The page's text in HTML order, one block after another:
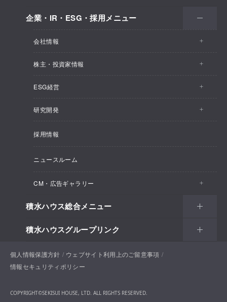
企業・IR・ESG・採用メニュー
会社情報
会社情報トップ
事業概要
企業理念
コーポレートガバナンス
沿革
株主・投資家情報
株主・投資家情報トップ
IRトピックス
経営計画
M.D.C. Holdings, Incの買収について
受注速報
IRカレンダー
個人投資家のみなさまへ
ESG経営
ESG経営トップ
CEOメッセージ
ESG経営の方針・体制
マテリアリティ
環境
ガバナンス
研究開発
しあわせ住まい研究所
総合住宅研究所
採用情報
ニュースルーム
CM・広告ギャラリー
CM・広告ギャラリートップ
CM一覧
新聞広告一覧
積水ハウス総合メニュー
住まい
戸建住宅
土地活用
開発事業
積水ハウスグループリンク
積水ハウスサポートプラス
個人情報保護方針
ウェブサイト利用上のご留意事項
情報セキュリティポリシー
COPYRIGHT©SEKISUI HOUSE, LTD. ALL RIGHTS RESERVED.